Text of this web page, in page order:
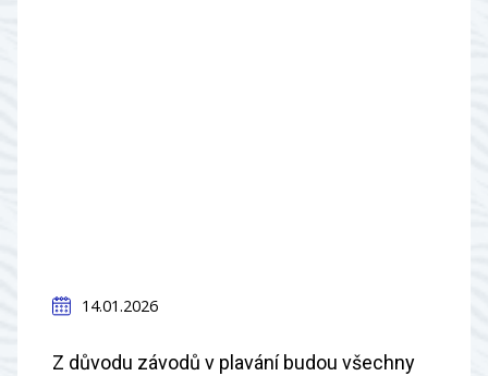
14.01.2026
Z důvodu závodů v plavání budou všechny